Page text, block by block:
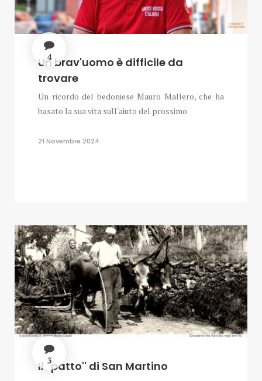
4
Un brav'uomo è difficile da
trovare
Un ricordo del bedoniese Mauro Mallero, che ha
basato la sua vita sull'aiuto del prossimo
21 Novembre 2024
3
Il ''patto'' di San Martino